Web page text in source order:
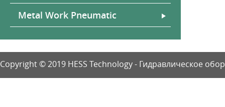
Metal Work Pneumatic
Copyright © 2019 HESS Technology - Гидравлическое